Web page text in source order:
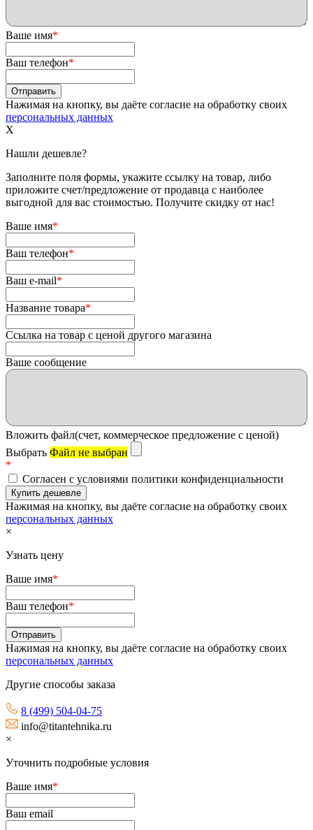
Ваше имя*
Ваш телефон*
Нажимая на кнопку, вы даёте согласие на обработку своих
персональных данных
X
Нашли дешевле?
Заполните поля формы, укажите ссылку на товар, либо
приложите счет/предложение от продавца с наиболее
выгодной для вас стоимостью. Получите скидку от нас!
Ваше имя*
Ваш телефон*
Ваш e-mail*
Название товара*
Ссылка на товар с ценой другого магазина
Ваше сообщение
Вложить файл(счет, коммерческое предложение с ценой)
Выбрать Файл не выбран
*
Согласен с условиями политики конфиденциальности
Нажимая на кнопку, вы даёте согласие на обработку своих
персональных данных
×
Узнать цену
Ваше имя*
Ваш телефон*
Нажимая на кнопку, вы даёте согласие на обработку своих
персональных данных
Другие способы заказа
8 (499) 504-04-75
info@titantehnika.ru
×
Уточнить подробные условия
Ваше имя*
Ваш email